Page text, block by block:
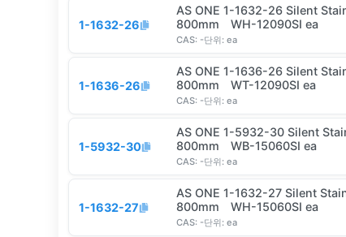
1-1632-26
AS ONE 1-1632-26 Silent
800mm WH-12090SI ea
CAS: -단위: ea
1-1636-26
AS ONE 1-1636-26 Silent
800mm WT-12090SI ea
CAS: -단위: ea
1-5932-30
AS ONE 1-5932-30 Silent
800mm WB-15060SI ea
CAS: -단위: ea
1-1632-27
AS ONE 1-1632-27 Silent
800mm WH-15060SI ea
CAS: -단위: ea